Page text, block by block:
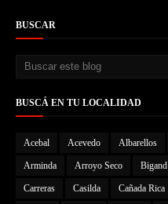
BUSCAR
BUSCÁ EN TU LOCALIDAD
Acebal Acevedo Albarellos
Arminda Arroyo Seco Bigand
Carreras Casilda Cañada Rica